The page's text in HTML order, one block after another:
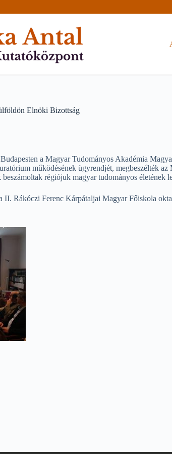
Elnöki Bizottság
a Magyar Tudományos Akadémia
működésének ügyrendjét, megbeszélték
régiójuk magyar tudományos
II. Rákóczi Ferenc Kárpátaljai Magyar Főiskola